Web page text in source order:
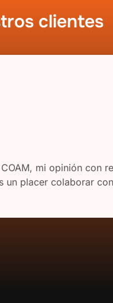
clientes
mi opinión con
un placer colaborar